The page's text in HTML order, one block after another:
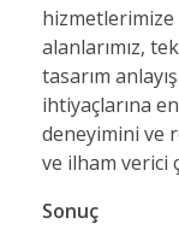
hizmetlerimize
alanlarımız,
tasarım
ihtiyaçlarına
deneyimini ve
ve ilham verici
Sonuç